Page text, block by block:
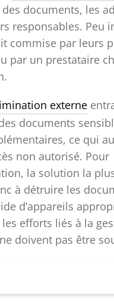
documents, les
responsables. Peu
commise par leurs
par un prestataire
externe
documents
ce qui
non autorisé. Pour
la solution la
à détruire les
d’appareils
efforts liés à la
doivent pas être